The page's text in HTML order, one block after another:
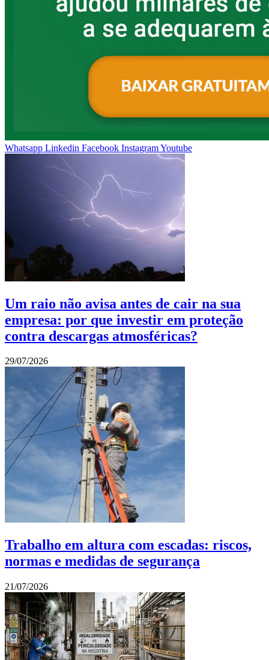
Whatsapp Linkedin Facebook InstagramYoutube
Um raio não avisa antes de cair na sua
empresa: por que investir em proteção
contra descargas atmosféricas?
29/07/2026
Trabalho em altura com escadas: riscos,
normas e medidas de segurança
21/07/2026